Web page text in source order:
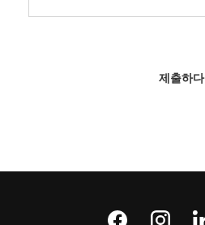
제출하다